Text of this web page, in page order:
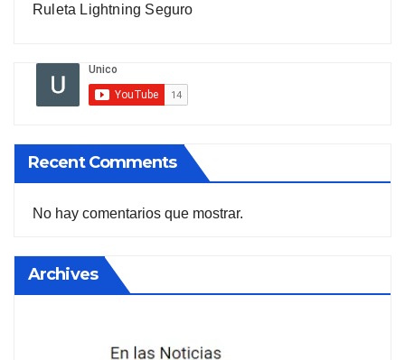
Ruleta Lightning Seguro
Recent Comments
No hay comentarios que mostrar.
Archives